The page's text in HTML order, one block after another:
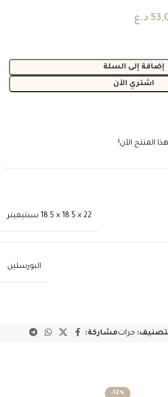
د.ع
إضافة إلى السلة
اشتري الآن
المنتج الآن!
22 × 18.5 × 18.5 سنتيميتر
البورسلين
جراتمشاركة:
-12%